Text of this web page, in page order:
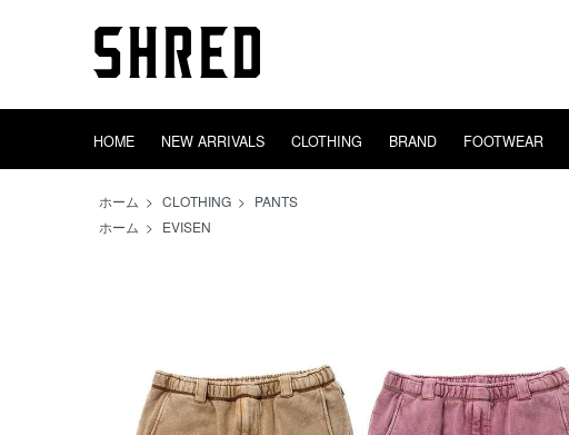
HOME NEW ARRIVALS CLOTHING
OUTER SWEAT
BRAND
TIGHTBOOTH EVISEN
FOOTWEAR
adidas AREth
DECK TRUCK
HEADWEAR BAGS
GOODS INCENSE
ホーム > CLOTHING > PANTS
ホーム > EVISEN